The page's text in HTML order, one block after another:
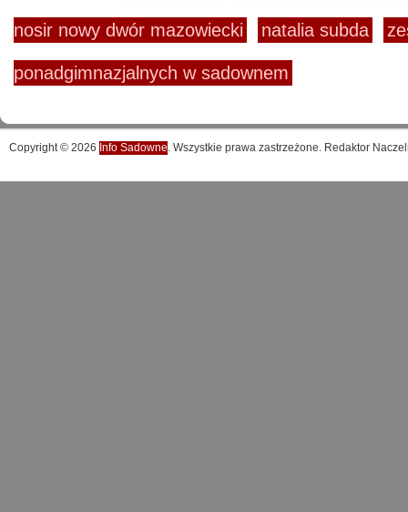
nosir nowy dwór mazowiecki natalia subda
ponadgimnazjalnych w sadownem
Copyright © 2026 Info Sadowne. Wszystkie prawa zastrzeżone. Redaktor